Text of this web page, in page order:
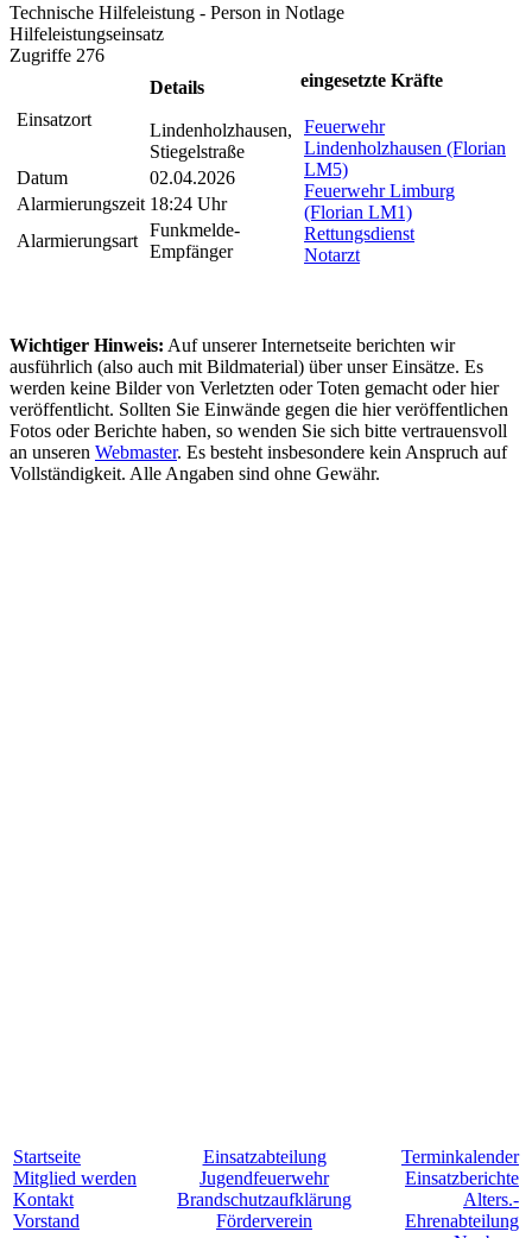
Technische Hilfeleistung - Person in Notlage
Hilfeleistungseinsatz
Zugriffe 276
Einsatzort
Details
Lindenholzhausen,
Stiegelstraße
Datum
02.04.2026
Alarmierungszeit 18:24 Uhr
Alarmierungsart
Funkmelde-
Empfänger
eingesetzte Kräfte
Feuerwehr
Lindenholzhausen (Florian
LM5)
Feuerwehr Limburg
(Florian LM1)
Rettungsdienst
Notarzt
Wichtiger Hinweis: Auf unserer Internetseite berichten wir
ausführlich (also auch mit Bildmaterial) über unser Einsätze. Es
werden keine Bilder von Verletzten oder Toten gemacht oder hier
veröffentlicht. Sollten Sie Einwände gegen die hier veröffentlichen
Fotos oder Berichte haben, so wenden Sie sich bitte vertrauensvoll
an unseren Webmaster. Es besteht insbesondere kein Anspruch auf
Vollständigkeit. Alle Angaben sind ohne Gewähr.
Startseite
Mitglied werden
Kontakt
Vorstand
Einsatzabteilung
Jugendfeuerwehr
Brandschutzaufklärung
Förderverein
Terminkalender
Einsatzberichte
Alters.-
Ehrenabteilung